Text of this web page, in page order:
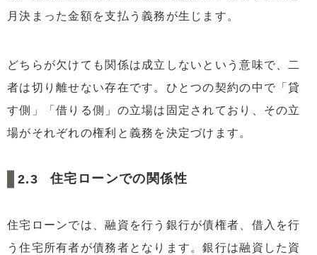
月決まった金額を支払う義務が生じます。
どちらが欠けても関係は成立しないという意味で、二
者は切り離せない存在です。ひとつの契約の中で「貸
す側」「借りる側」の立場は固定されており、その立
場がそれぞれの権利と義務を決定づけます。
住宅ローンでの関係性
住宅ローンでは、融資を行う銀行が債権者、借入を行
う住宅所有者が債務者となります。銀行は融資した資